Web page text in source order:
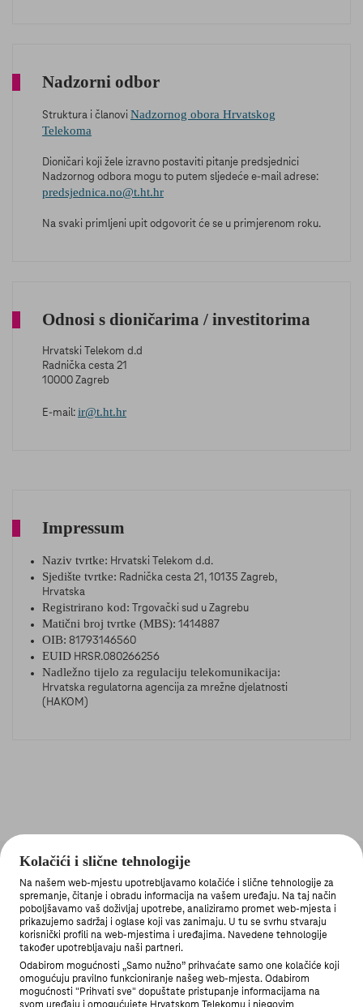
Kolačići i slične tehnologije
Na našem web-mjestu upotrebljavamo kolačiće i slične tehnologije za
spremanje, čitanje i obradu informacija na vašem uređaju. Na taj način
poboljšavamo vaš doživljaj upotrebe, analiziramo promet web-mjesta i
prikazujemo sadržaj i oglase koji vas zanimaju. U tu se svrhu stvaraju
korisnički profili na web-mjestima i uređajima. Navedene tehnologije
također upotrebljavaju naši partneri.
Odabirom mogućnosti „Samo nužno” prihvaćate samo one kolačiće koji
omogućuju pravilno funkcioniranje našeg web-mjesta. Odabirom
mogućnosti "Prihvati sve" dopuštate pristupanje informacijama na
svom uređaju i omogućujete Hrvatskom Telekomu i njegovim
Nadzorni odbor
Struktura i članovi Nadzornog obora Hrvatskog
Telekoma
Dioničari koji žele izravno postaviti pitanje predsjednici
Nadzornog odbora mogu to putem sljedeće e-mail adrese:
predsjednica.no@t.ht.hr
Na svaki primljeni upit odgovorit će se u primjerenom roku.
Odnosi s dioničarima / investitorima
Hrvatski Telekom d.d
Radnička cesta 21
10000 Zagreb
E-mail: ir@t.ht.hr
Impressum
Naziv tvrtke: Hrvatski Telekom d.d.
Sjedište tvrtke: Radnička cesta 21, 10135 Zagreb,
Hrvatska
Registrirano kod: Trgovački sud u Zagrebu
Matični broj tvrtke (MBS): 1414887
OIB: 81793146560
EUID HRSR.080266256
Nadležno tijelo za regulaciju telekomunikacija:
Hrvatska regulatorna agencija za mrežne djelatnosti
(HAKOM)
MOJ TELEKOM APLIKACIJA